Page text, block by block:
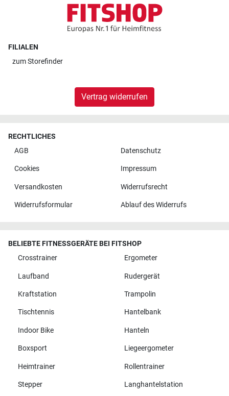
FILIALEN
zumStorefinder
Vertrag widerrufen
RECHTLICHES
AGB
Datenschutz
Cookies Impressum
Versandkosten Widerrufsrecht
Widerrufsformular Ablauf des Widerrufs
BELIEBTE FITNESSGERÄTE BEI FITSHOP
Crosstrainer
Ergometer
Laufband Rudergerät
Kraftstation Trampolin
Tischtennis Hantelbank
Indoor Bike Hanteln
Boxsport Liegeergometer
Heimtrainer Rollentrainer
Stepper Langhantelstation